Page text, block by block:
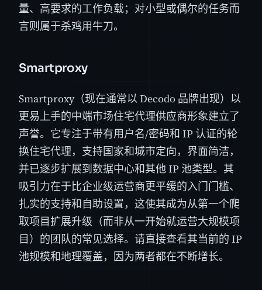
量、高要求的工作负载；对小型或偶尔的任务而
言则属于杀鸡用牛刀。
Smartproxy
Smartproxy（现在通常以 Decodo 品牌出现）以
更易上手的中端市场住宅代理供应商形象建立了
声誉。它专注于带有用户名/密码和 IP 认证的轮
换住宅代理，支持国家和城市定向，界面简洁，
并已逐步扩展到数据中心和其他 IP 池类型。其
吸引力在于比企业级运营商更平缓的入门门槛、
扎实的支持和自助设置，这使其成为从第一个爬
取项目扩展升级（而非从一开始就运营大规模项
目）的团队的常见选择。请直接查看其当前的 IP
池规模和地理覆盖，因为两者都在不断增长。